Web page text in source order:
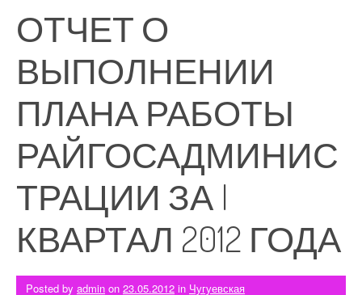
ОТЧЕТ О
ВЫПОЛНЕНИИ
ПЛАНА РАБОТЫ
РАЙГОСАДМИНИС
ТРАЦИИ ЗА I
КВАРТАЛ 2012 ГОДА
Posted by admin on 23.05.2012 in Чугуевская